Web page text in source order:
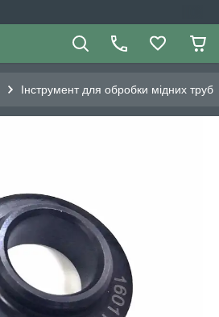
Інструмент для обробки мідних труб